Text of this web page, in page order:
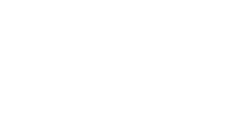
Tufano Teresa S.r.l’. Cap. Soc.